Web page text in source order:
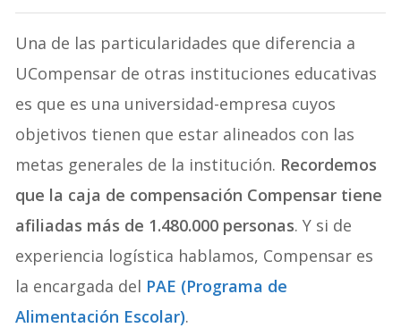
Una de las particularidades que diferencia a
UCompensar de otras instituciones educativas
es que es una universidad-empresa cuyos
objetivos tienen que estar alineados con las
metas generales de la institución. Recordemos
que la caja de compensación Compensar tiene
afiliadas más de 1.480.000 personas. Y si de
experiencia logística hablamos, Compensar es
la encargada del PAE (Programa de
Alimentación Escolar).